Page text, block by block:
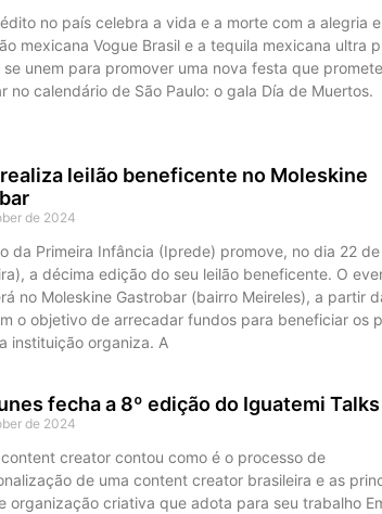
no país celebra a vida e a morte com a alegria
mexicana Vogue Brasil e a tequila mexicana ultra
se unem para promover uma nova festa que
no calendário de São Paulo: o gala Día de Muertos.
leilão beneficente no Moleskine
de 2024
da Primeira Infância (Iprede) promove, no dia 22
a décima edição do seu leilão beneficente. O
no Moleskine Gastrobar (bairro Meireles), a partir
o objetivo de arrecadar fundos para beneficiar os
instituição organiza. A
fecha a 8º edição do Iguatemi Talks
de 2024
creator contou como é o processo de
de uma content creator brasileira e as
organização criativa que adota para seu trabalho